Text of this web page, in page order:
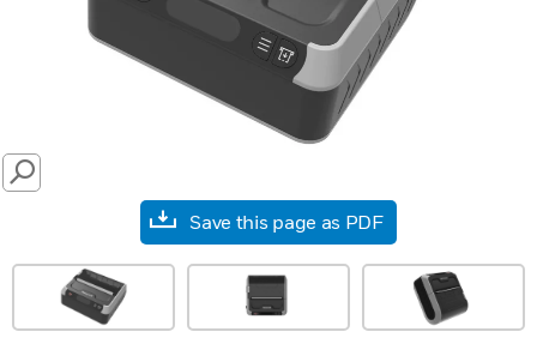
SEARCH
Save this page as PDF